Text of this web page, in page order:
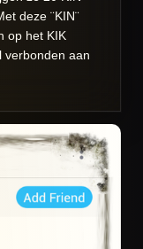
deze ¨KIN¨
op het KIK
verbonden aan